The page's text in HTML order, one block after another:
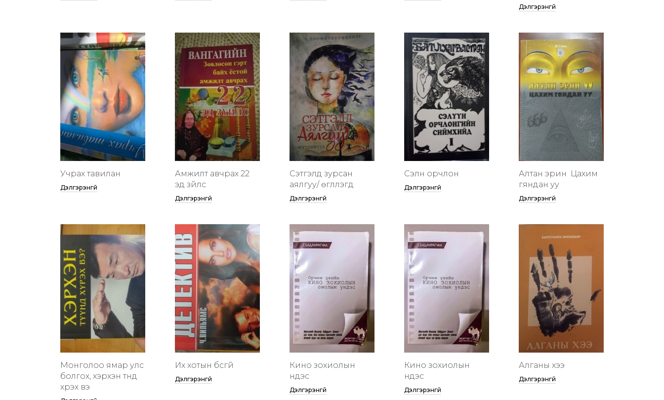
Дэлгэрэнгүй
Учрах тавилан
Дэлгэрэнгүй
Амжилт авчрах 22
эд зүйлс
Дэлгэрэнгүй
Сэтгэлд зурсан
аялгуу/ өгүүллэгүүд
Дэлгэрэнгүй
Сэлүүн орчлон
Дэлгэрэнгүй
Алтан эрин үү Цахим
гяндан уу
Дэлгэрэнгүй
Монголоо ямар улс
болгох, хэрхэн түүнд
хүрэх вэ
Их хотын бүсгүй
Дэлгэрэнгүй
Кино зохиолын
үндэс
Дэлгэрэнгүй
Кино зохиолын
үндэс
Дэлгэрэнгүй
Алганы хээ
Дэлгэрэнгүй